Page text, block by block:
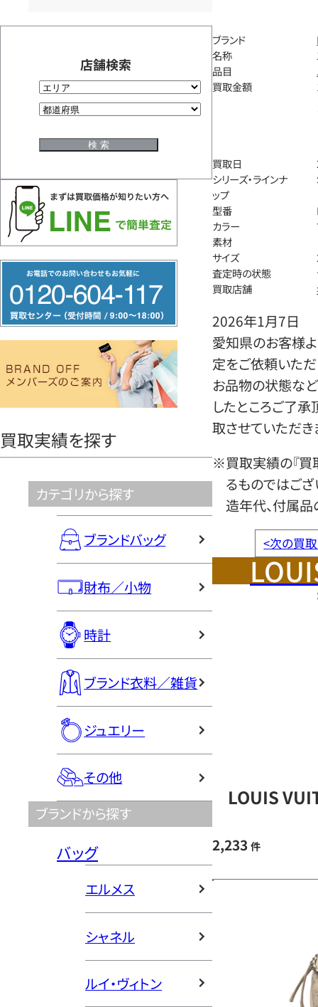
店舗検索
リ
ー
ヤ
買取実績を探す
カテゴリから探す
ブランドバッグ
財布／小物
時計
ブランド衣料／雑貨
ジュエリー
その他
ブランドから探す
バッグ
エルメス
シャネル
ルイ・ヴィトン
ブランド
名称
品目
買取金額
買取日
シリーズ・ラインナ
ップ
型番
カラー
素材
サイズ
査定時の状態
買取店舗
2026年1月7日
愛知県のお客様よ
定をご依頼いただ
お品物の状態など
したところご了
取させていただき
※買取実績の『買
るものではござ
造年代、付属品
<次の買
LOUIS
2,233 件